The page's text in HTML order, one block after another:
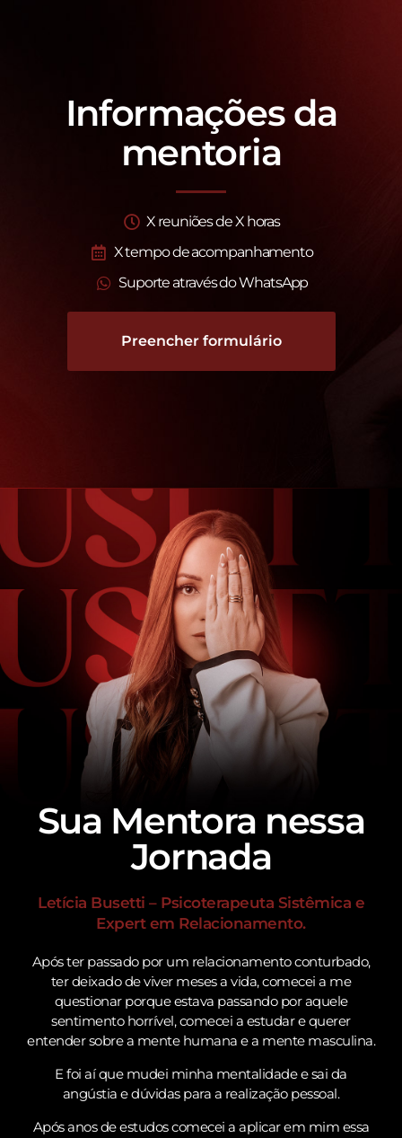
Informações da
mentoria
X reuniões de X horas
X tempo de acompanhamento
Suporte através do WhatsApp
Preencher formulário
Sua Mentora nessa
Jornada
Letícia Busetti – Psicoterapeuta Sistêmica e
Expert em Relacionamento.
Após ter passado por um relacionamento conturbado,
ter deixado de viver meses a vida, comecei a me
questionar porque estava passando por aquele
sentimento horrível, comecei a estudar e querer
entender sobre a mente humana e a mente masculina.
E foi aí que mudei minha mentalidade e sai da
angústia e dúvidas para a realização pessoal.
Após anos de estudos comecei a aplicar em mim essa